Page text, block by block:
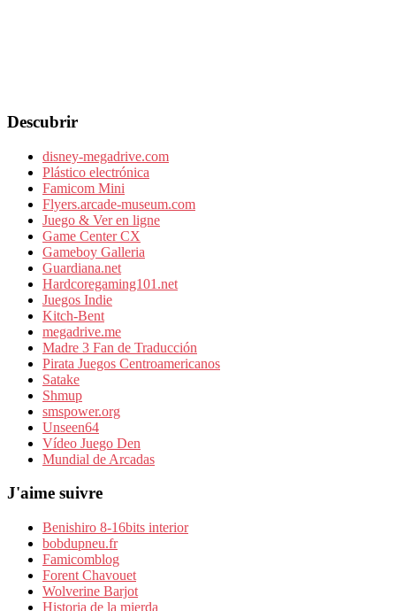
Descubrir
disney-megadrive.com
Plástico electrónica
Famicom Mini
Flyers.arcade-museum.com
Juego & Ver en ligne
Game Center CX
Gameboy Galleria
Guardiana.net
Hardcoregaming101.net
Juegos Indie
Kitch-Bent
megadrive.me
Madre 3 Fan de Traducción
Pirata Juegos Centroamericanos
Satake
Shmup
smspower.org
Unseen64
Vídeo Juego Den
Mundial de Arcadas
J'aime suivre
Benishiro 8-16bits interior
bobdupneu.fr
Famicomblog
Forent Chavouet
Wolverine Barjot
Historia de la mierda